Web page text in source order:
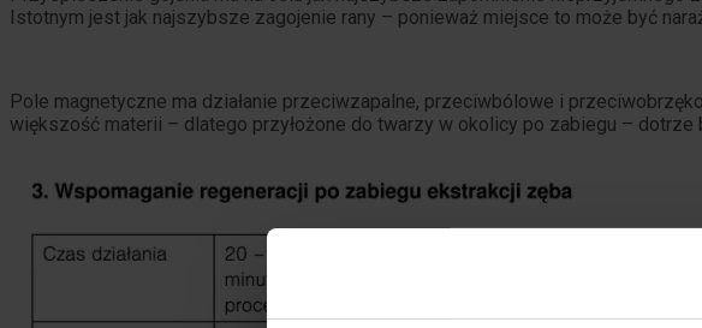
Istotnym jest jak najszybsze zagojenie rany – ponieważ miejsce to może być
Pole magnetyczne ma działanie przeciwzapalne, przeciwbólowe i
większość materii – dlatego przyłożone do twarzy w okolicy po zabiegu – dotrze